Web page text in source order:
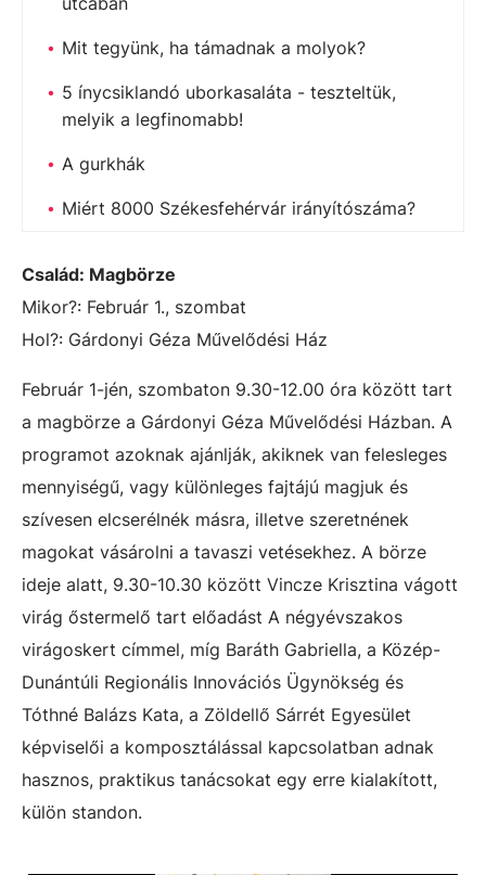
Mit tegyünk, ha támadnak a molyok?
5 ínycsiklandó uborkasaláta - teszteltük,
melyik a legfinomabb!
A gurkhák
Miért 8000 Székesfehérvár irányítószáma?
Család: Magbörze
Mikor?: Február 1., szombat
Hol?: Gárdonyi Géza Művelődési Ház
Február 1-jén, szombaton 9.30-12.00 óra között tart
a magbörze a Gárdonyi Géza Művelődési Házban. A
programot azoknak ajánlják, akiknek van felesleges
mennyiségű, vagy különleges fajtájú magjuk és
szívesen elcserélnék másra, illetve szeretnének
magokat vásárolni a tavaszi vetésekhez. A börze
ideje alatt, 9.30-10.30 között Vincze Krisztina vágott
virág őstermelő tart előadást A négyévszakos
virágoskert címmel, míg Baráth Gabriella, a Közép-
Dunántúli Regionális Innovációs Ügynökség és
Tóthné Balázs Kata, a Zöldellő Sárrét Egyesület
képviselői a komposztálással kapcsolatban adnak
hasznos, praktikus tanácsokat egy erre kialakított,
külön standon.